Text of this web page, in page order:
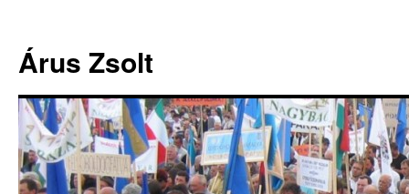
Árus Zsolt